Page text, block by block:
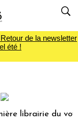
de la newsletter
été !
du voyage Le